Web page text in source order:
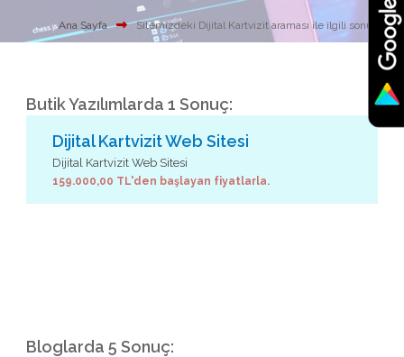
Ana Sayfa Sitemizdeki Dijital Kartvizit araması ile ilgili sonuçlar
Butik Yazılımlarda 1 Sonuç:
Dijital Kartvizit Web Sitesi
Dijital Kartvizit Web Sitesi
159.000,00 TL'den başlayan fiyatlarla.
Bloglarda 5 Sonuç: